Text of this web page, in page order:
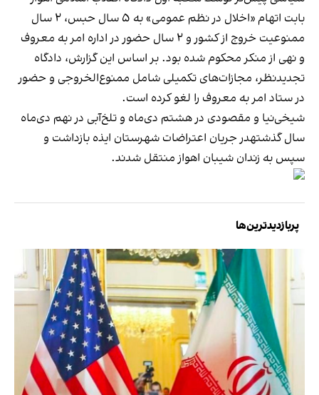
بابت اتهام «اخلال در نظم عمومی» به ۵ سال حبس، ۲ سال
ممنوعیت خروج از کشور و ۲ سال حضور در اداره امر به معروف
و نهی از منکر محکوم شده بود. بر اساس این گزارش، دادگاه
تجدیدنظر، مجازات‌های تکمیلی شامل ممنوع‌الخروجی و حضور
در ستاد امر به معروف را لغو کرده است.
شیخی‌نیا و مقصودی در هشتم دی‌ماه و تلخ‌آبی در نهم‌ دی‌ماه
سال گذشتهدر جریان اعتراضات شهرستان ایذه بازداشت و
سپس به زندان شیبان اهواز منتقل شدند.
پربازدیدترین‌ها